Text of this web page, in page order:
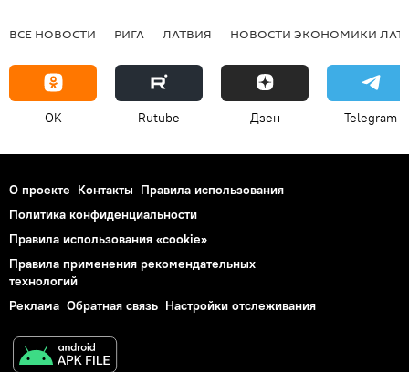
ВСЕ НОВОСТИ РИГА ЛАТВИЯ НОВОСТИ ЭКОНОМИКИ
OK Rutube Дзен Telegram
О проекте Контакты Правила использования
Политика конфиденциальности
Правила использования «cookie»
Правила применения рекомендательных
технологий
Реклама Обратная связь Настройки отслеживания